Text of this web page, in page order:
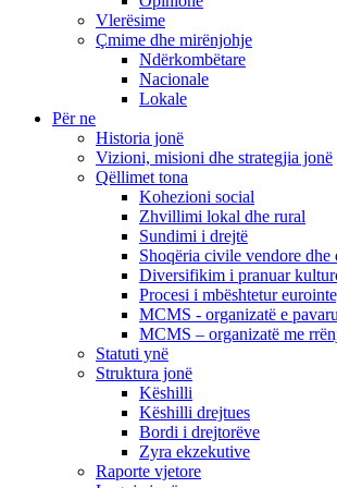
Vlerësime
Çmime dhe mirënjohje
Ndërkombëtare
Nacionale
Lokale
Për ne
Historia jonë
Vizioni, misioni dhe strategjia jonë
Qëllimet tona
Kohezioni social
Zhvillimi lokal dhe rural
Sundimi i drejtë
Shoqëria civile vendore dhe
Diversifikim i pranuar
Procesi i mbështetur
MCMS - organizatë e
MCMS – organizatë me
Statuti ynë
Struktura jonë
Këshilli
Këshilli drejtues
Bordi i drejtorëve
Zyra ekzekutive
Raporte vjetore